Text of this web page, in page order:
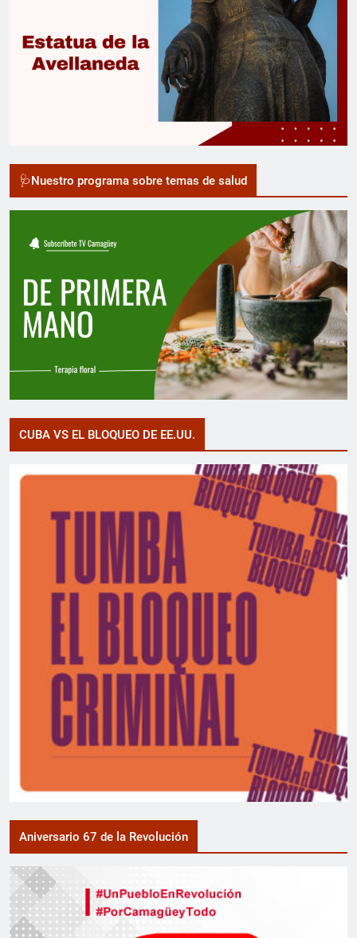
🩺Nuestro programa sobre temas de salud
CUBA VS EL BLOQUEO DE EE.UU.
Aniversario 67 de la Revolución